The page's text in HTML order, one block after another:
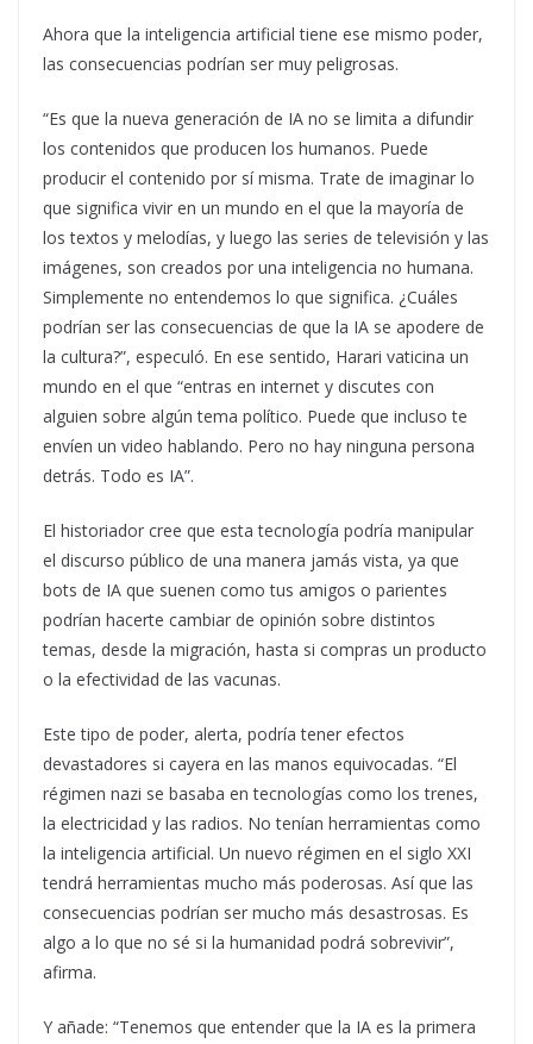
Ahora que la inteligencia artificial tiene ese mismo poder,
las consecuencias podrían ser muy peligrosas.
“Es que la nueva generación de IA no se limita a difundir
los contenidos que producen los humanos. Puede
producir el contenido por sí misma. Trate de imaginar lo
que significa vivir en un mundo en el que la mayoría de
los textos y melodías, y luego las series de televisión y las
imágenes, son creados por una inteligencia no humana.
Simplemente no entendemos lo que significa. ¿Cuáles
podrían ser las consecuencias de que la IA se apodere de
la cultura?”, especuló. En ese sentido, Harari vaticina un
mundo en el que “entras en internet y discutes con
alguien sobre algún tema político. Puede que incluso te
envíen un video hablando. Pero no hay ninguna persona
detrás. Todo es IA”.
El historiador cree que esta tecnología podría manipular
el discurso público de una manera jamás vista, ya que
bots de IA que suenen como tus amigos o parientes
podrían hacerte cambiar de opinión sobre distintos
temas, desde la migración, hasta si compras un producto
o la efectividad de las vacunas.
Este tipo de poder, alerta, podría tener efectos
devastadores si cayera en las manos equivocadas. “El
régimen nazi se basaba en tecnologías como los trenes,
la electricidad y las radios. No tenían herramientas como
la inteligencia artificial. Un nuevo régimen en el siglo XXI
tendrá herramientas mucho más poderosas. Así que las
consecuencias podrían ser mucho más desastrosas. Es
algo a lo que no sé si la humanidad podrá sobrevivir”,
afirma.
Y añade: “Tenemos que entender que la IA es la primera